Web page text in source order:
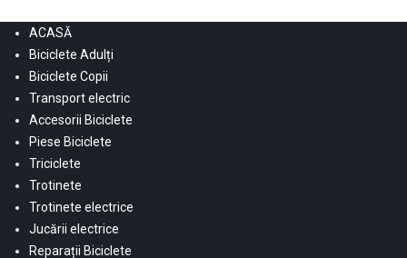
ACASĂ
Biciclete Adulți
Biciclete Copii
Transport electric
Accesorii Biciclete
Piese Biciclete
Triciclete
Trotinete
Trotinete electrice
Jucării electrice
Reparații Biciclete